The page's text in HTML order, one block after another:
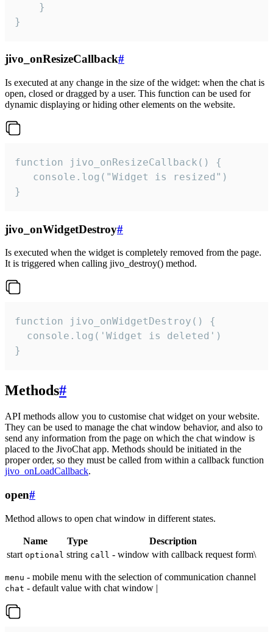
    }
}
jivo_onResizeCallback#
Is executed at any change in the size of the widget: when the chat is
open, closed or dragged by a user. This function can be used for
dynamic displaying or hiding other elements on the website.
function jivo_onResizeCallback() {
   console.log("Widget is resized")
}
jivo_onWidgetDestroy#
Is executed when the widget is completely removed from the page.
It is triggered when calling jivo_destroy() method.
function jivo_onWidgetDestroy() {
  console.log('Widget is deleted')
}
Methods#
API methods allow you to customise chat widget on your website.
They can be used to manage the chat window behavior, and also to
send any information from the page on which the chat window is
placed to the JivoChat app. Methods should be initiated in the
proper order, so they must be called from within a callback function
jivo_onLoadCallback.
open#
Method allows to open chat window in different states.
Name Type
Description
start optional string call - window with callback request form\
menu - mobile menu with the selection of communication channel
chat - default value with chat window |